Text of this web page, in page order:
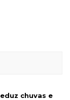
chuvas e